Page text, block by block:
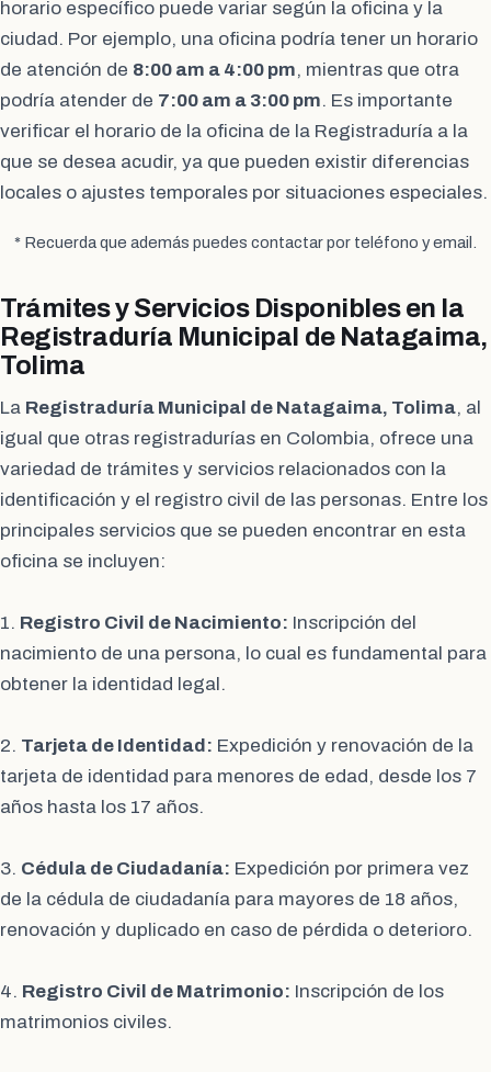
horario específico puede variar según la oficina y la
ciudad. Por ejemplo, una oficina podría tener un horario
de atención de 8:00 am a 4:00 pm, mientras que otra
podría atender de 7:00 am a 3:00 pm. Es importante
verificar el horario de la oficina de la Registraduría a la
que se desea acudir, ya que pueden existir diferencias
locales o ajustes temporales por situaciones especiales.
* Recuerda que además puedes contactar por teléfono y email.
Trámites y Servicios Disponibles en la
Registraduría Municipal de Natagaima,
Tolima
La Registraduría Municipal de Natagaima, Tolima, al
igual que otras registradurías en Colombia, ofrece una
variedad de trámites y servicios relacionados con la
identificación y el registro civil de las personas. Entre los
principales servicios que se pueden encontrar en esta
oficina se incluyen:
1. Registro Civil de Nacimiento: Inscripción del
nacimiento de una persona, lo cual es fundamental para
obtener la identidad legal.
2. Tarjeta de Identidad: Expedición y renovación de la
tarjeta de identidad para menores de edad, desde los 7
años hasta los 17 años.
3. Cédula de Ciudadanía: Expedición por primera vez
de la cédula de ciudadanía para mayores de 18 años,
renovación y duplicado en caso de pérdida o deterioro.
4. Registro Civil de Matrimonio: Inscripción de los
matrimonios civiles.